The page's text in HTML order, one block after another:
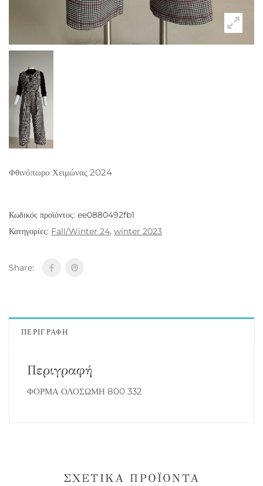
Φθινόπωρο Χειμώνας 2024
Κωδικός προϊόντος: ee0880492fb1
Κατηγορίες: Fall/Winter 24, winter 2023
Share:
ΠΕΡΙΓΡΑΦΉ
Περιγραφή
ΦΟΡΜΑ ΟΛΟΣΩΜΗ 800 332
ΣΧΕΤΙΚΆ ΠΡΟΪΌΝΤΑ